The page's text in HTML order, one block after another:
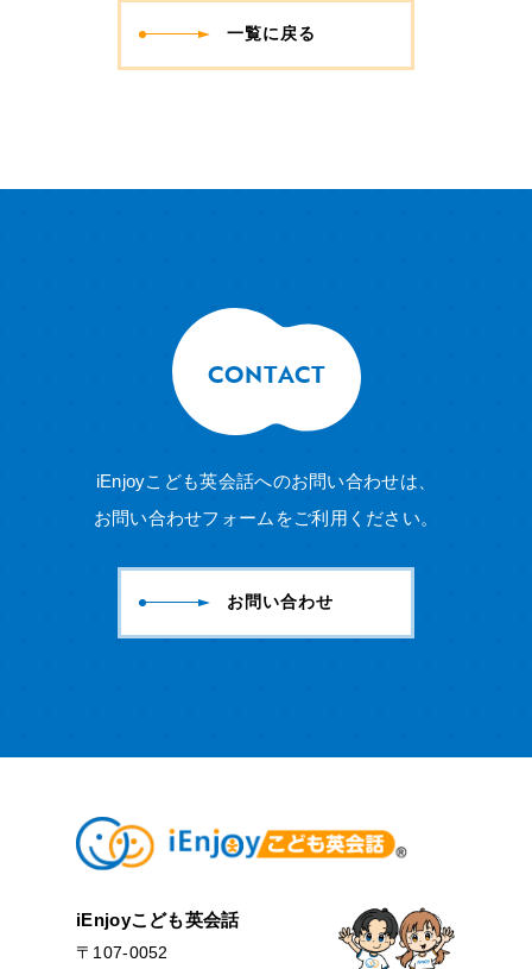
一覧に戻る
CONTACT
iEnjoyこども英会話へのお問い合わせは、
お問い合わせフォームをご利用ください。
お問い合わせ
iEnjoyこども英会話
〒107-0052